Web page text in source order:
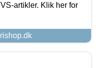
artikler. Klik her for